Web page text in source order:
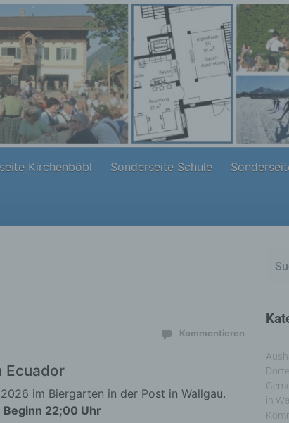
Kirchenböbl Sonderseite Schule
Kommentieren
Ecuador
im Biergarten in der Post in Wallgau.
22;00 Uhr
in